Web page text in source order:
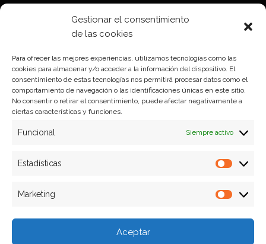
Gestionar el consentimiento
de las cookies
Para ofrecer las mejores experiencias, utilizamos tecnologías como las
cookies para almacenar y/o acceder a la información del dispositivo. El
consentimiento de estas tecnologías nos permitirá procesar datos como el
comportamiento de navegación o las identificaciones únicas en este sitio.
No consentir o retirar el consentimiento, puede afectar negativamente a
ciertas características y funciones.
Funcional Siempre activo
Estadísticas
Marketing
Aceptar
Política de privacidad
Formas de pago
Plazos y condiciones de envio
Politica de devoluciones